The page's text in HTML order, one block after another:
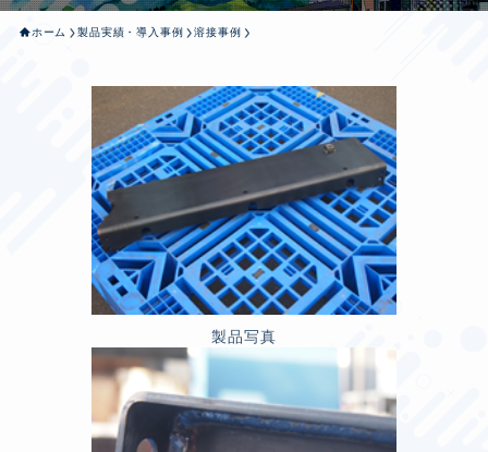
ホーム 製品実績・導入事例 溶接事例
製品写真